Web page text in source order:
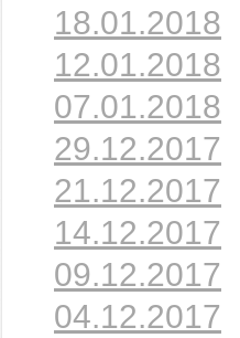
18.01.2018
12.01.2018
07.01.2018
29.12.2017
21.12.2017
14.12.2017
09.12.2017
04.12.2017